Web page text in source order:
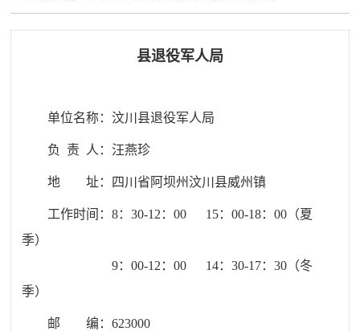
县退役军人局
单位名称： 汶川县退役军人局
负 责 人：汪燕珍
地 址： 四川省阿坝州汶川县威州镇
工作时间：8：30-12：00 15：00-18：00（夏
季）
9：00-12：00 14：30-17：30（冬
季）
邮 编：623000